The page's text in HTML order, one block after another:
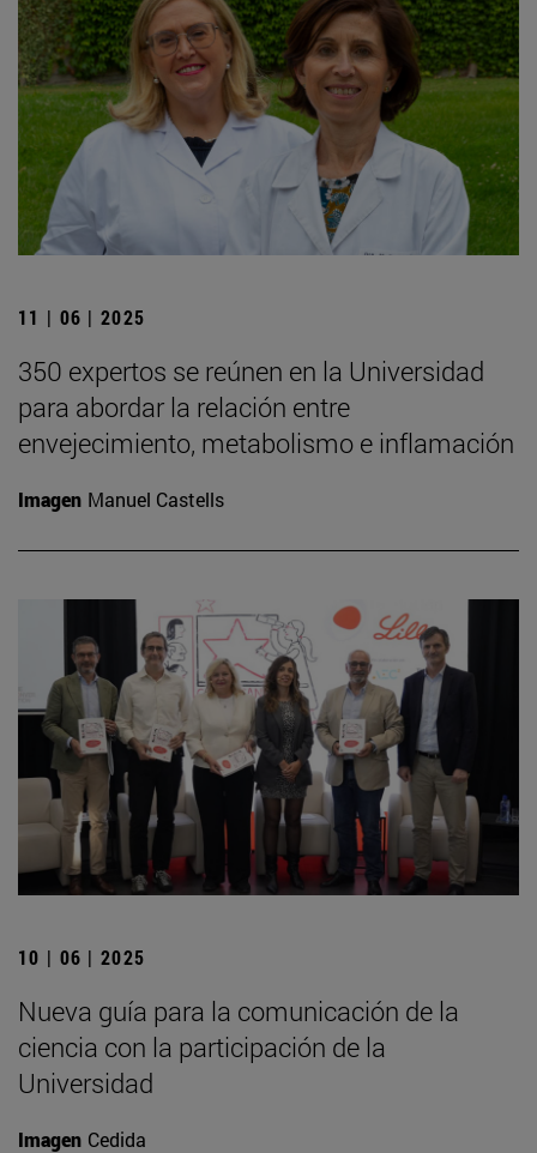
11 | 06 | 2025
350 expertos se reúnen en la Universidad
para abordar la relación entre
envejecimiento, metabolismo e inflamación
Imagen Manuel Castells
10 | 06 | 2025
Nueva guía para la comunicación de la
ciencia con la participación de la
Universidad
Imagen Cedida